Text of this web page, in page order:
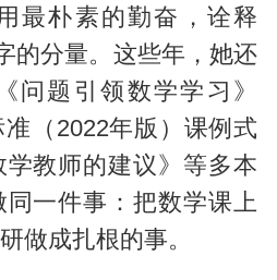
最朴素的勤奋，诠释
的分量。这些年，她还
问题引领数学学习》
准（2022年版）课例式
教师的建议》等多本
一件事：把数学课上
做成扎根的事。